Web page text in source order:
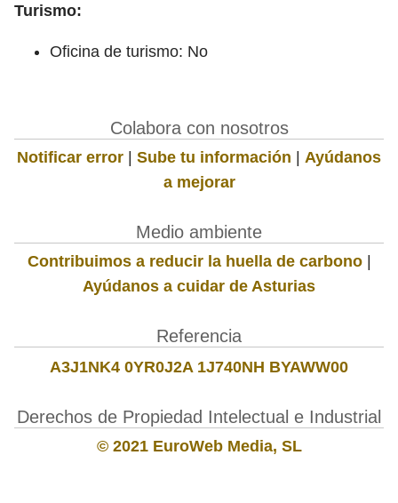
Turismo:
Oficina de turismo: No
Colabora con nosotros
Notificar error | Sube tu información | Ayúdanos
a mejorar
Medio ambiente
Contribuimos a reducir la huella de carbono|
Ayúdanos a cuidar de Asturias
Referencia
A3J1NK4 0YR0J2A 1J740NH BYAWW00
Derechos de Propiedad Intelectual e Industrial
© 2021 EuroWeb Media, SL